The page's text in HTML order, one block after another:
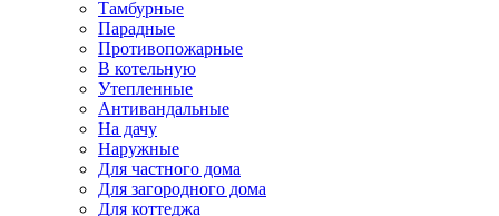
Тамбурные
Парадные
Противопожарные
В котельную
Утепленные
Антивандальные
На дачу
Наружные
Для частного дома
Для загородного дома
Для коттеджа